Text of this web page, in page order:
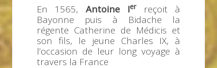
En 1565, Antoine Ierreçoit à
Bayonne puis à Bidache la
régente Catherine de Médicis et
son fils, le jeune Charles IX, à
l’occasion de leur long voyage à
travers la France